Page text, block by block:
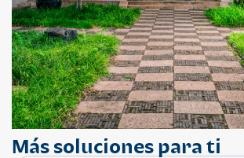
Más soluciones para ti